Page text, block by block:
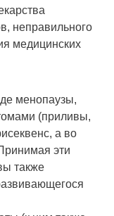
неправильного
медицинских
менопаузы,
(приливы,
а во
эти
также